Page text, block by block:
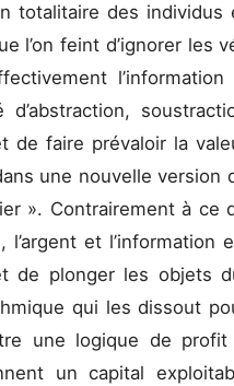
totalitaire des individus
l’on feint d’ignorer les
d’abstraction,
de faire prévaloir la
une nouvelle version
». Contrairement à ce
l’argent et
de plonger les objets
qui les dissout
une logique de profit
un capital